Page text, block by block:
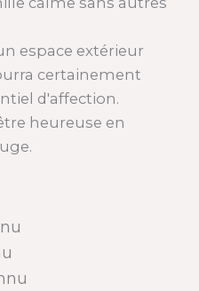
espace extérieur
certainement
d'affection.
heureuse en